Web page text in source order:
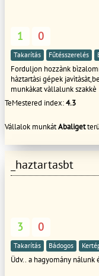
1 0
Takarítás Fűtésszerelés
Forduljon hozzànk
hàztartàsi gépek
munkàkat vàllalunk szakkè
TeMestered index:4.3
Vállalok munkátAbaliget
_haztartasbt
3 0
Takarítás Bádogos
Üdv.. a hagyomány nálunk